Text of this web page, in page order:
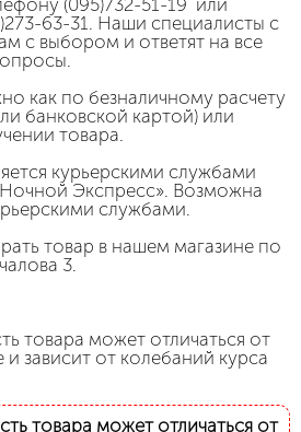
(095)732-51-19 или
63-31. Наши специалисты с
с выбором и ответят на все
как по безналичному расчету
банковской картой) или
товара.
курьерскими службами
Экспресс». Возможна
службами.
товар в нашем магазине по
3.
товара может отличаться от
зависит от колебаний курса
товара может отличаться от